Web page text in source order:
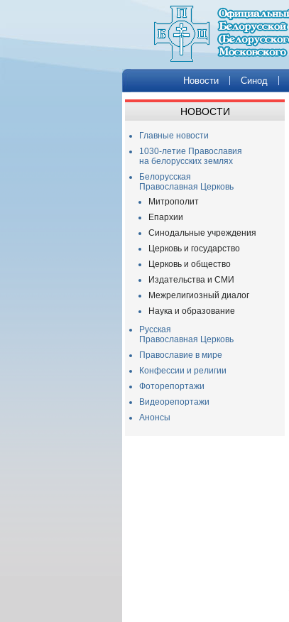
Новости Синод
НОВОСТИ
Главные новости
1030-летие Православия
на белорусских землях
Белорусская
Православная Церковь
Митрополит
Епархии
Синодальные учреждения
Церковь и государство
Церковь и общество
Издательства и СМИ
Межрелигиозный диалог
Наука и образование
Русская
Православная Церковь
Православие в мире
Конфессии и религии
Фоторепортажи
Видеорепортажи
Анонсы